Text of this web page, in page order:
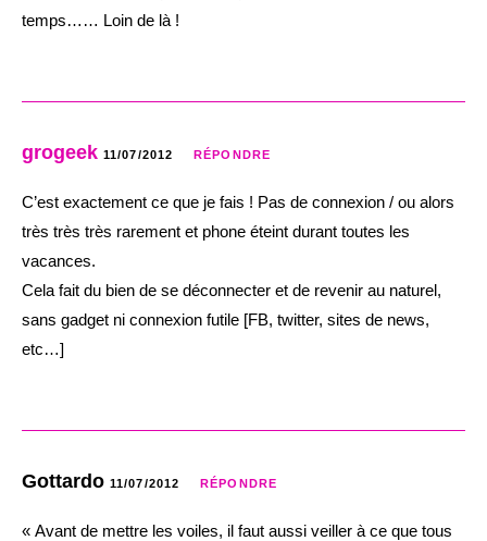
temps…… Loin de là !
grogeek 11/07/2012 RÉPONDRE
C’est exactement ce que je fais ! Pas de connexion / ou alors
très très très rarement et phone éteint durant toutes les
vacances.
Cela fait du bien de se déconnecter et de revenir au naturel,
sans gadget ni connexion futile [FB, twitter, sites de news,
etc…]
Gottardo 11/07/2012 RÉPONDRE
« Avant de mettre les voiles, il faut aussi veiller à ce que tous